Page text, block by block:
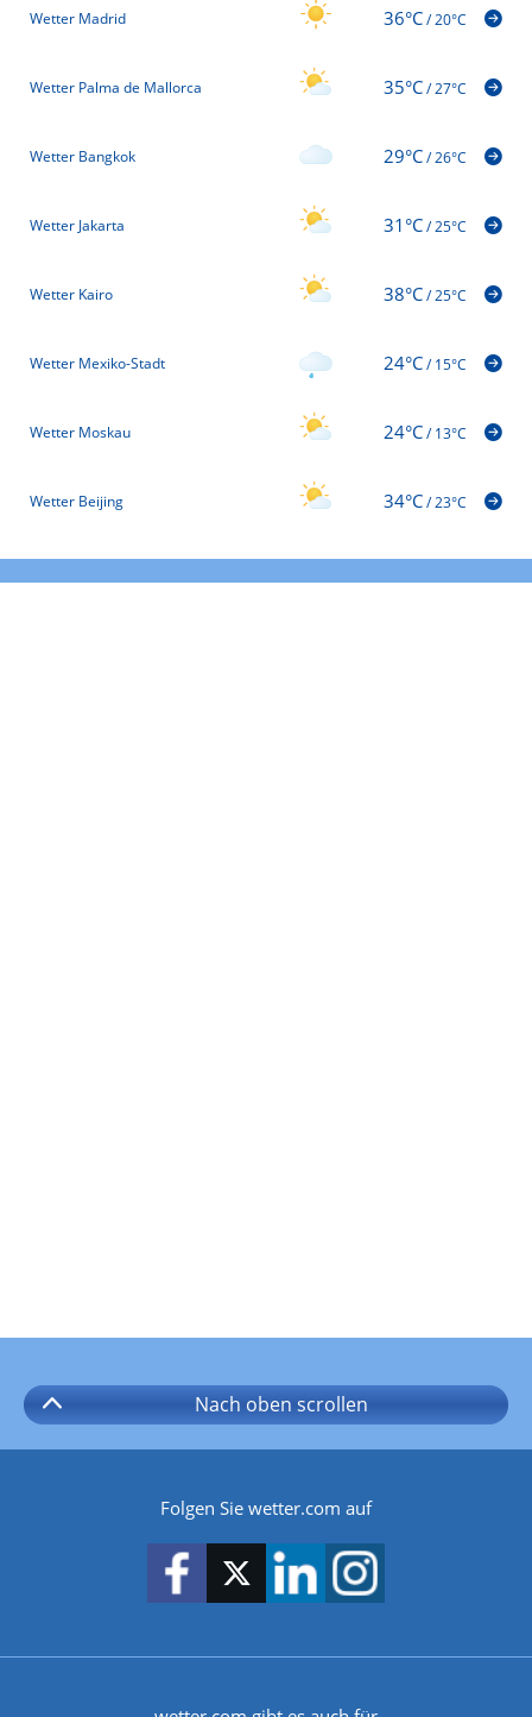
Wetter Madrid 36°C/20°C
Wetter Palma de Mallorca 35°C/27°C
Wetter Bangkok 29°C/26°C
Wetter Jakarta 31°C/25°C
Wetter Kairo 38°C/25°C
Wetter Mexiko-Stadt 24°C/15°C
Wetter Moskau 24°C/13°C
Wetter Beijing 34°C/23°C
Nach oben scrollen
Folgen Sie wetter.com auf